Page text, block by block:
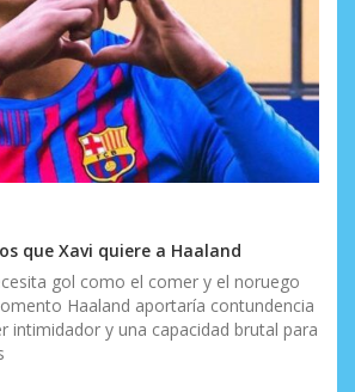
que Xavi quiere a Haaland
gol como el comer y el noruego
Haaland aportaría contundencia
intimidador y una capacidad brutal para